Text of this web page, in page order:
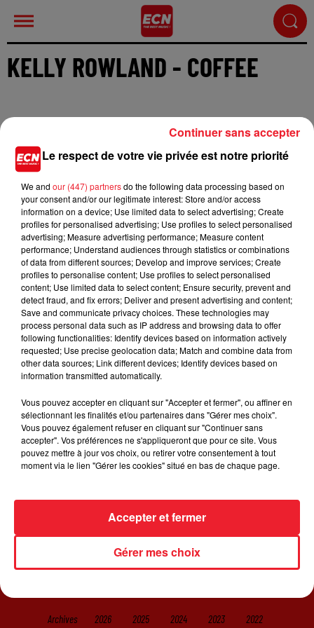
KELLY ROWLAND - COFFEE
Cet élément est masqué compte-tenu du refus du
dépôt de cookies que vous avez exprimé. Si vous
souhaitez l'afficher, merci de nous donner votre
accord en cliquant sur le bouton ci-dessous.
Afficher l'élément
Après 7 ans d'absence, Kelly Rowland est de retour avec
le single "Coffee" ! Un titre très sensuel accompagné
d'un clip sexy où la chanteuse joue de sa superbe
silhouette, s'affichant en maillot de bain et vêtue d'un t-
shirt mouillé, des images qui célèbrent aussi la femme
en générale et la beauté noire.
ACCUEIL RADIO JEUX ACTUALITÉS
SORTIR EN ALSACE CONTACT
Archives 2026 2025 2024 2023 2022
Le respect de votre vie privée est notre priorité
We and our (447) partnersdo the following data processing based on
your consent and/or our legitimate interest: Store and/or access
information on a device; Use limited data to select advertising; Create
profiles for personalised advertising; Use profiles to select personalised
advertising; Measure advertising performance; Measure content
performance; Understand audiences through statistics or combinations
of data from different sources; Develop and improve services; Create
profiles to personalise content; Use profiles to select personalised
content; Use limited data to select content; Ensure security, prevent and
detect fraud, and fix errors; Deliver and present advertising and content;
Save and communicate privacy choices. These technologies may
process personal data such as IP address and browsing data to offer
following functionalities: Identify devices based on information actively
requested; Use precise geolocation data; Match and combine data from
other data sources; Link different devices; Identify devices based on
information transmitted automatically.
Vous pouvez accepter en cliquant sur "Accepter et fermer", ou affiner en
sélectionnant les finalités et/ou partenaires dans "Gérer mes choix".
Vous pouvez également refuser en cliquant sur "Continuer sans
accepter". Vos préférences ne s'appliqueront que pour ce site. Vous
pouvez mettre à jour vos choix, ou retirer votre consentement à tout
moment via le lien "Gérer les cookies" situé en bas de chaque page.
Gérer mes choix
Accepter et fermer
Continuer sans accepter